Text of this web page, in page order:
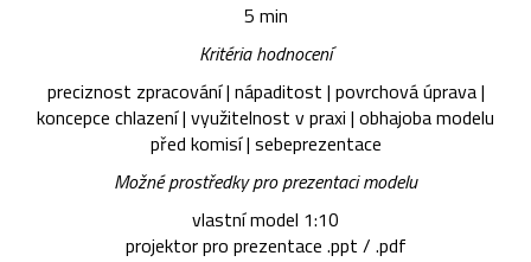
5 min
Kritéria hodnocení
preciznost zpracování | nápaditost | povrchová úprava |
koncepce chlazení | využitelnost v praxi | obhajoba modelu
před komisí | sebeprezentace
Možné prostředky pro prezentaci modelu
vlastní model 1:10
projektor pro prezentace .ppt / .pdf